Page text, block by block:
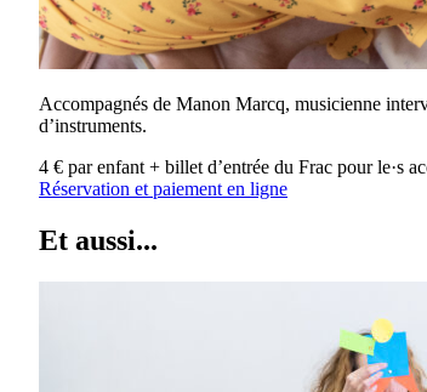
Accompagnés de Manon Marcq, musicienne
d’instruments.
4 € par enfant + billet d’entrée du Frac pour le·s
Réservation et paiement en ligne
Et aussi...